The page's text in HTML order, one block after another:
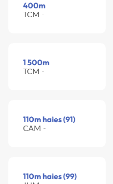
400m
TCM -
1 500m
TCM -
110m haies (91)
CAM -
110m haies (99)